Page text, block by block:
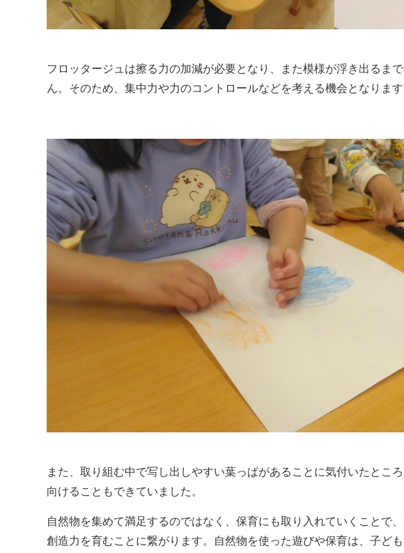
フロッタージュは擦る力の加減が必要となり、また模様が浮き出るま
ん。そのため、集中力や力のコントロールなどを考える機会となります
また、取り組む中で写し出しやすい葉っぱがあることに気付いたとこ
向けることもできていました。
自然物を集めて満足するのではなく、保育にも取り入れていくことで
創造力を育むことに繋がります。自然物を使った遊びや保育は、子ど